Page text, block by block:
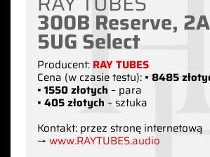
300B Reserve,
5UG Select
Producent: RAY TUBES
Cena (w czasie testu): • 8485
• 1550 złotych – para
• 405 złotych – sztuka
Kontakt: przez stronę internetową
→ www.RAYTUBES.audio